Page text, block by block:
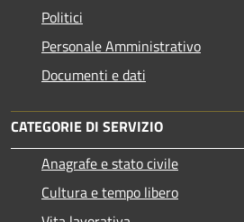
Politici
Personale Amministrativo
Documenti e dati
CATEGORIE DI SERVIZIO
Anagrafe e stato civile
Cultura e tempo libero